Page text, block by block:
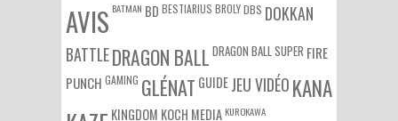
AVIS BATMAN BD BESTIARIUS BROLYDBS DOKKAN
BATTLEDRAGON BALL DRAGON BALL SUPER FIRE
PUNCH GAMING GLÉNAT GUIDEJEU VIDÉOKANA
KINGDOM KOCH MEDIA KUROKAWA